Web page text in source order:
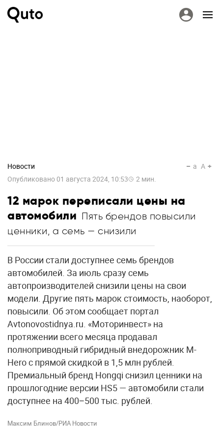
Новости
Опубликовано 01 августа 2024, 10:53 2 мин.
a A
12 марок переписали цены на
автомобили Пять брендов повысили
ценники, а семь — снизили
В России стали доступнее семь брендов
автомобилей. За июль сразу семь
автопроизводителей снизили цены на свои
модели. Другие пять марок стоимость, наоборот,
повысили. Об этом сообщает портал
Avtonovostidnya.ru. «Моторинвест» на
протяжении всего месяца продавал
полноприводный гибридный внедорожник M-
Hero с прямой скидкой в 1,5 млн рублей.
Премиальный бренд Hongqi снизил ценники на
прошлогодние версии HS5 — автомобили стали
доступнее на 400−500 тыс. рублей.
Максим Блинов/РИА Новости